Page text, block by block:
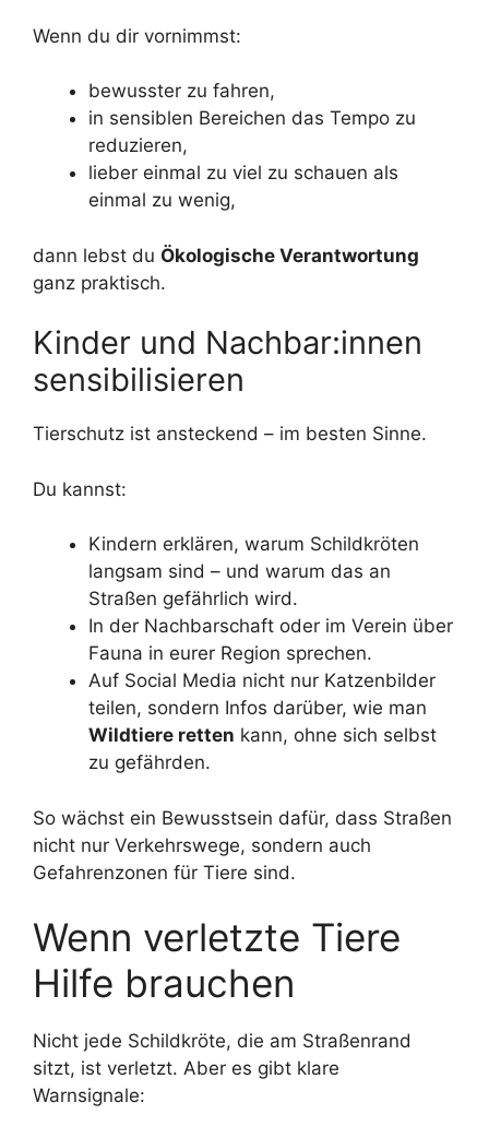
Wenn du dir vornimmst:
bewusster zu fahren,
in sensiblen Bereichen das Tempo zu
reduzieren,
lieber einmal zu viel zu schauen als
einmal zu wenig,
dann lebst du Ökologische Verantwortung
ganz praktisch.
Kinder und Nachbar:innen
sensibilisieren
Tierschutz ist ansteckend – im besten Sinne.
Du kannst:
Kindern erklären, warum Schildkröten
langsam sind – und warum das an
Straßen gefährlich wird.
In der Nachbarschaft oder im Verein über
Fauna in eurer Region sprechen.
Auf Social Media nicht nur Katzenbilder
teilen, sondern Infos darüber, wie man
Wildtiere retten kann, ohne sich selbst
zu gefährden.
So wächst ein Bewusstsein dafür, dass Straßen
nicht nur Verkehrswege, sondern auch
Gefahrenzonen für Tiere sind.
Wenn verletzte Tiere
Hilfe brauchen
Nicht jede Schildkröte, die am Straßenrand
sitzt, ist verletzt. Aber es gibt klare
Warnsignale: